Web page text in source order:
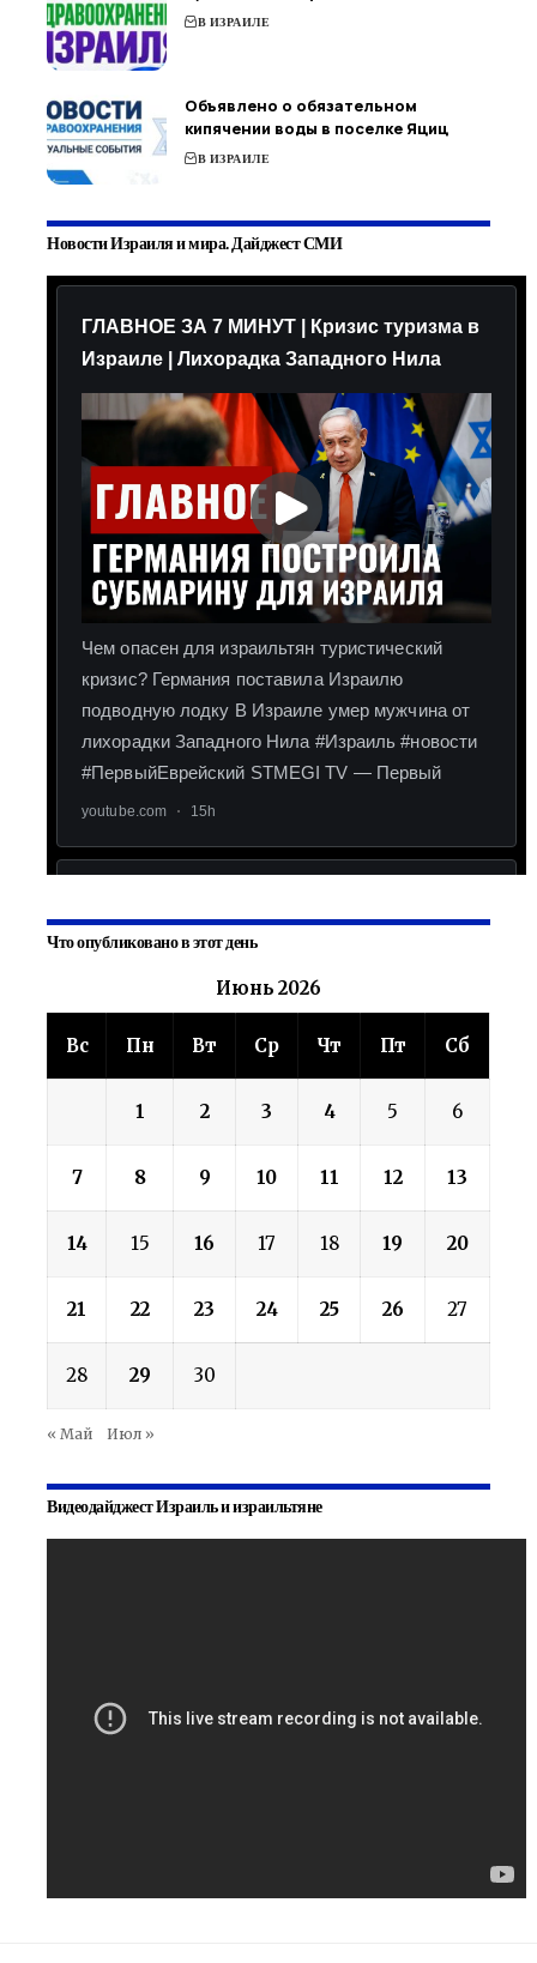
В ИЗРАИЛЕ
Объявлено о обязательном
кипячении воды в поселке Яциц
В ИЗРАИЛЕ
Новости Израиля и мира. Дайджест СМИ
Что опубликовано в этот день
Июнь 2026
Вс Пн Вт Ср Чт Пт Сб
1 2 3 4 5 6
7 8 9 10 11 12 13
14 15 16 17 18 19 20
21 22 23 24 25 26 27
28 29 30
« Май Июл »
Видеодайджест Израиль и израильтяне